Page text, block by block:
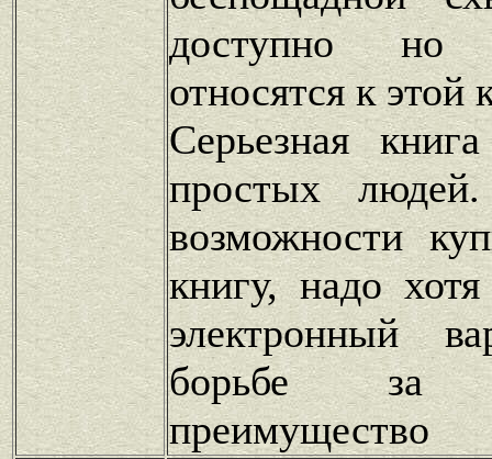
доступно но
относятся к этой
Серьезная
простых
возможности
книгу, надо
электронный
борьбе за
преимущество